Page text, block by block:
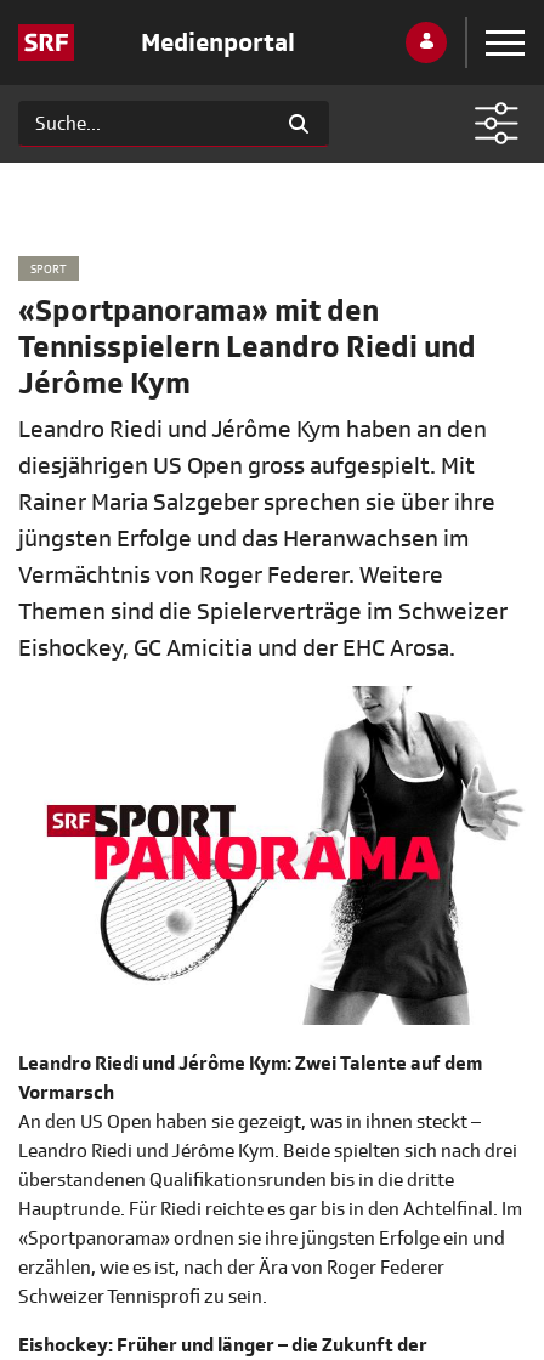
Medienportal
SPORT
«Sportpanorama» mit den
Tennisspielern Leandro Riedi und
Jérôme Kym
Leandro Riedi und Jérôme Kym haben an den
diesjährigen US Open gross aufgespielt. Mit
Rainer Maria Salzgeber sprechen sie über ihre
jüngsten Erfolge und das Heranwachsen im
Vermächtnis von Roger Federer. Weitere
Themen sind die Spielerverträge im Schweizer
Eishockey, GC Amicitia und der EHC Arosa.
Leandro Riedi und Jérôme Kym: Zwei Talente auf dem
Vormarsch
An den US Open haben sie gezeigt, was in ihnen steckt –
Leandro Riedi und Jérôme Kym. Beide spielten sich nach drei
überstandenen Qualifikationsrunden bis in die dritte
Hauptrunde. Für Riedi reichte es gar bis in den Achtelfinal. Im
«Sportpanorama» ordnen sie ihre jüngsten Erfolge ein und
erzählen, wie es ist, nach der Ära von Roger Federer
Schweizer Tennisprofi zu sein.
Eishockey: Früher und länger – die Zukunft der